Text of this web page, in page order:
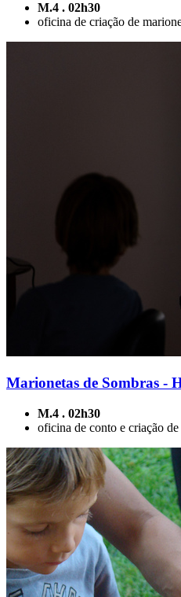
M.4 . 02h30
oficina de criação de
Marionetas de Sombras -
M.4 . 02h30
oficina de conto e criação